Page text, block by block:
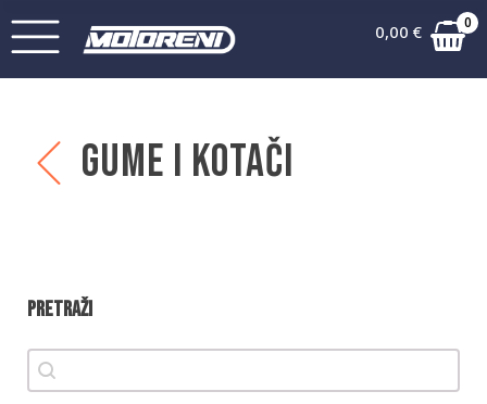
0,00 € 0
Gume i kotači
Pretraži
Pretraži
Pretraži